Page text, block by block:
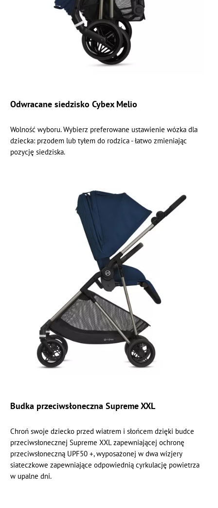
Odwracane siedzisko Cybex Melio
Wolność wyboru. Wybierz preferowane ustawienie wózka dla
dziecka: przodem lub tyłem do rodzica - łatwo zmieniając
pozycję siedziska.
Budka przeciwsłoneczna Supreme XXL
Chroń swoje dziecko przed wiatrem i słońcem dzięki budce
przeciwsłonecznej Supreme XXL zapewniającej ochronę
przeciwsłoneczną UPF50 +, wyposażonej w dwa wizjery
siateczkowe zapewniające odpowiednią cyrkulację powietrza
w upalne dni.